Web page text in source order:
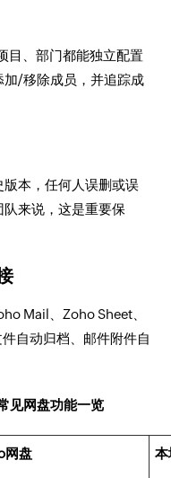
目、部门都能独立配置
加/移除成员，并追踪成
本，任何人误删或误
来说，这是重要保
Mail、Zoho Sheet、
自动归档、邮件附件自
见网盘功能一览
网盘